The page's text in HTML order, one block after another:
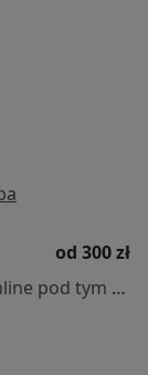
od 300 zł
Specjalista nie oferuje umawiania online pod tym adresem.